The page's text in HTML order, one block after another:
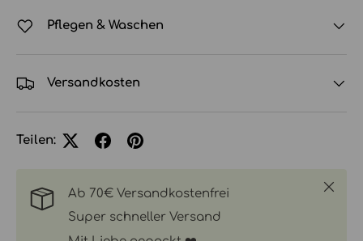
Pflegen & Waschen
Versandkosten
Teilen:
Ab 70€ Versandkostenfrei
Super schneller Versand